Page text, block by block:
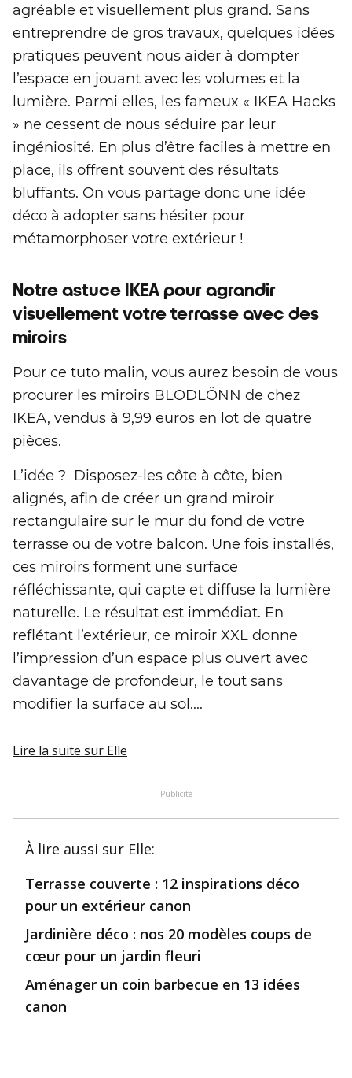
agréable et visuellement plus grand. Sans
entreprendre de gros travaux, quelques idées
pratiques peuvent nous aider à dompter
l’espace en jouant avec les volumes et la
lumière. Parmi elles, les fameux « IKEA Hacks
» ne cessent de nous séduire par leur
ingéniosité. En plus d’être faciles à mettre en
place, ils offrent souvent des résultats
bluffants. On vous partage donc une idée
déco à adopter sans hésiter pour
métamorphoser votre extérieur !
Notre astuce IKEA pour agrandir
visuellement votre terrasse avec des
miroirs
Pour ce tuto malin, vous aurez besoin de vous
procurer les miroirs BLODLÖNN de chez
IKEA, vendus à 9,99 euros en lot de quatre
pièces.
L’idée ? Disposez-les côte à côte, bien
alignés, afin de créer un grand miroir
rectangulaire sur le mur du fond de votre
terrasse ou de votre balcon. Une fois installés,
ces miroirs forment une surface
réfléchissante, qui capte et diffuse la lumière
naturelle. Le résultat est immédiat. En
reflétant l’extérieur, ce miroir XXL donne
l’impression d’un espace plus ouvert avec
davantage de profondeur, le tout sans
modifier la surface au sol....
Lire la suite sur Elle
Publicité
À lire aussi sur Elle:
Terrasse couverte : 12 inspirations déco
pour un extérieur canon
Jardinière déco : nos 20 modèles coups de
cœur pour un jardin fleuri
Aménager un coin barbecue en 13 idées
canon